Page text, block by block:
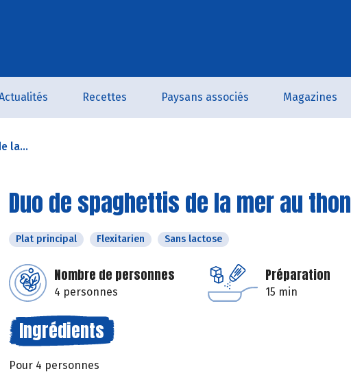
Recettes Paysans associés Magazines
la...
Duo de spaghettis de la mer au thon
Plat principal Flexitarien Sans lactose
Nombre de personnes
4 personnes
Préparation
15 min
Ingrédients
Pour 4 personnes